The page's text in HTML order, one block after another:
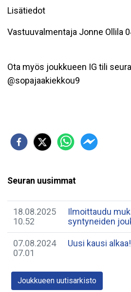
Lisätiedot
Vastuuvalmentaja Jonne Ollila
Ota myös joukkueen IG tili
@sopajaakiekkou9
Seuran uusimmat
18.08.2025
10.52
Ilmoittaudu
syntyneiden
07.08.2024
07.01
Uusi kausi alkaa!
Joukkueen uutisarkisto